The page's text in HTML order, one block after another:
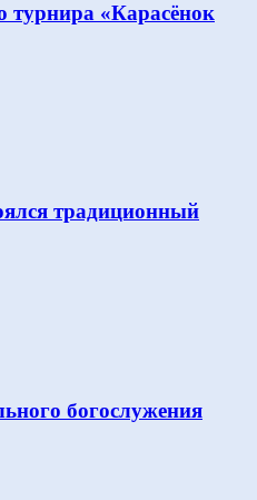
турнира «Карасёнок
традиционный
богослужения